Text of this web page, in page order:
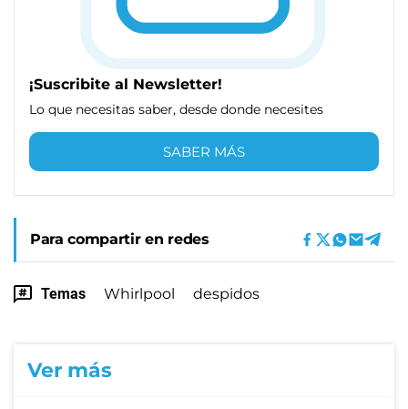
¡Suscribite al Newsletter!
Lo que necesitas saber, desde donde necesites
SABER MÁS
Para compartir en redes
Temas Whirlpool despidos
Ver más